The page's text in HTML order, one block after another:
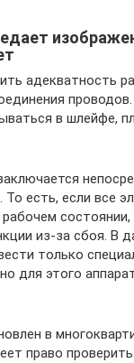
адекватность
в шлейфе,
То есть, если все
рабочем
из-за сбоя. В
только
для этого
в
право